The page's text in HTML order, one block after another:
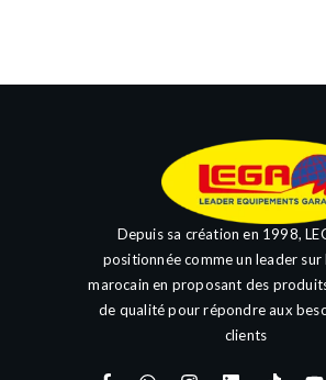
Depuis sa création en 1998,
positionnée comme un leader sur
marocain en proposant des
de qualité pour répondre aux
clients